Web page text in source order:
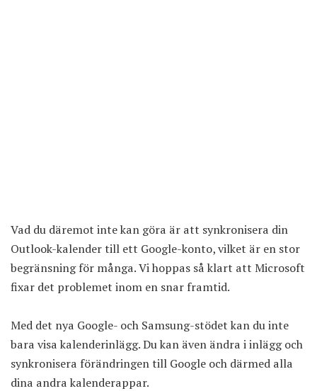
Vad du däremot inte kan göra är att synkronisera din
Outlook-kalender till ett Google-konto, vilket är en stor
begränsning för många. Vi hoppas så klart att Microsoft
fixar det problemet inom en snar framtid.
Med det nya Google- och Samsung-stödet kan du inte
bara visa kalenderinlägg. Du kan även ändra i inlägg och
synkronisera förändringen till Google och därmed alla
dina andra kalenderappar.